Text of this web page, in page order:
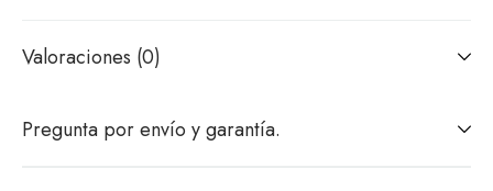
Valoraciones (0)
Pregunta por envío y garantía.